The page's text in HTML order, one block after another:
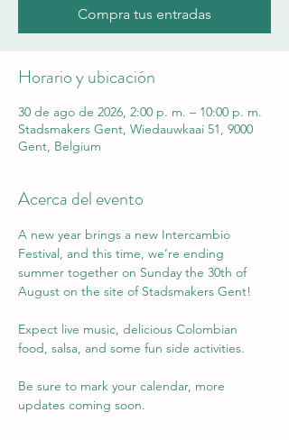
Compra tus entradas
Horario y ubicación
30 de ago de 2026, 2:00 p. m. – 10:00 p. m.
Stadsmakers Gent, Wiedauwkaai 51, 9000
Gent, Belgium
Acerca del evento
A new year brings a new Intercambio
Festival, and this time, we’re ending
summer together on Sunday the 30th of
August on the site of Stadsmakers Gent!
Expect live music, delicious Colombian
food, salsa, and some fun side activities.
Be sure to mark your calendar, more
updates coming soon.